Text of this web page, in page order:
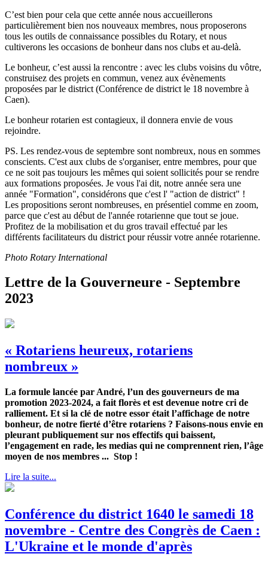
C’est bien pour cela que cette année nous accueillerons
particulièrement bien nos nouveaux membres, nous proposerons
tous les outils de connaissance possibles du Rotary, et nous
cultiverons les occasions de bonheur dans nos clubs et au-delà.
Le bonheur, c’est aussi la rencontre : avec les clubs voisins du vôtre,
construisez des projets en commun, venez aux évènements
proposées par le district (Conférence de district le 18 novembre à
Caen).
Le bonheur rotarien est contagieux, il donnera envie de vous
rejoindre.
PS. Les rendez-vous de septembre sont nombreux, nous en sommes
conscients. C'est aux clubs de s'organiser, entre membres, pour que
ce ne soit pas toujours les mêmes qui soient sollicités pour se rendre
aux formations proposées. Je vous l'ai dit, notre année sera une
année "Formation", considérons que c'est l' "action de district" !
Les propositions seront nombreuses, en présentiel comme en zoom,
parce que c'est au début de l'année rotarienne que tout se joue.
Profitez de la mobilisation et du gros travail effectué par les
différents facilitateurs du district pour réussir votre année rotarienne.
Photo Rotary International
Lettre de la Gouverneure - Septembre
2023
« Rotariens heureux, rotariens
nombreux »
La formule lancée par André, l’un des gouverneurs de ma
promotion 2023-2024, a fait florès et est devenue notre cri de
ralliement. Et si la clé de notre essor était l’affichage de notre
bonheur, de notre fierté d’être rotariens ? Faisons-nous envie en
pleurant publiquement sur nos effectifs qui baissent,
l’engagement en rade, les medias qui ne comprennent rien, l’âge
moyen de nos membres ... Stop !
Lire la suite...
Conférence du district 1640 le samedi 18
novembre - Centre des Congrès de Caen :
L'Ukraine et le monde d'après